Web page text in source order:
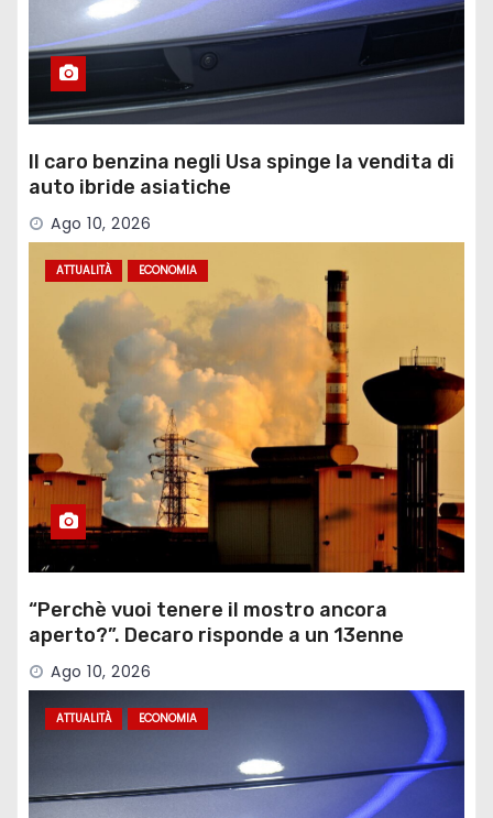
Il caro benzina negli Usa spinge la vendita di
auto ibride asiatiche
Ago 10, 2026
ATTUALITÀ ECONOMIA
“Perchè vuoi tenere il mostro ancora
aperto?”. Decaro risponde a un 13enne
sull’ex Ilva
Ago 10, 2026
ATTUALITÀ ECONOMIA